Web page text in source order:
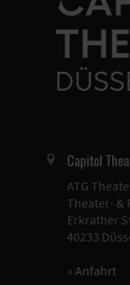
Capitol
ATG
Theater- &
Erkrather
40233
» Anfahrt